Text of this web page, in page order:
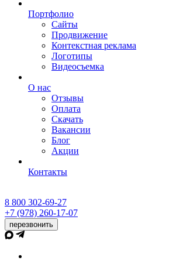
Портфолио
Сайты
Продвижение
Контекстная реклама
Логотипы
Видеосъемка
О нас
Отзывы
Оплата
Скачать
Вакансии
Блог
Акции
Контакты
8 800 302-69-27
+7 (978) 260-17-07
перезвонить